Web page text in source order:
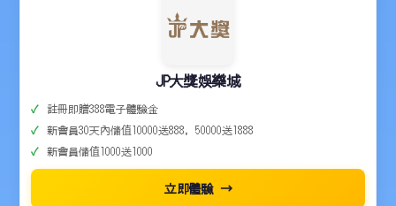
JP大獎娛樂城
註冊即贈388電子體驗金
新會員30天內儲值10000送888，50000送1888
新會員儲值1000送1000
立即體驗 →